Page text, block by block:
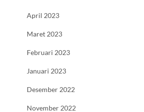
April 2023
Maret 2023
Februari 2023
Januari 2023
Desember 2022
November 2022